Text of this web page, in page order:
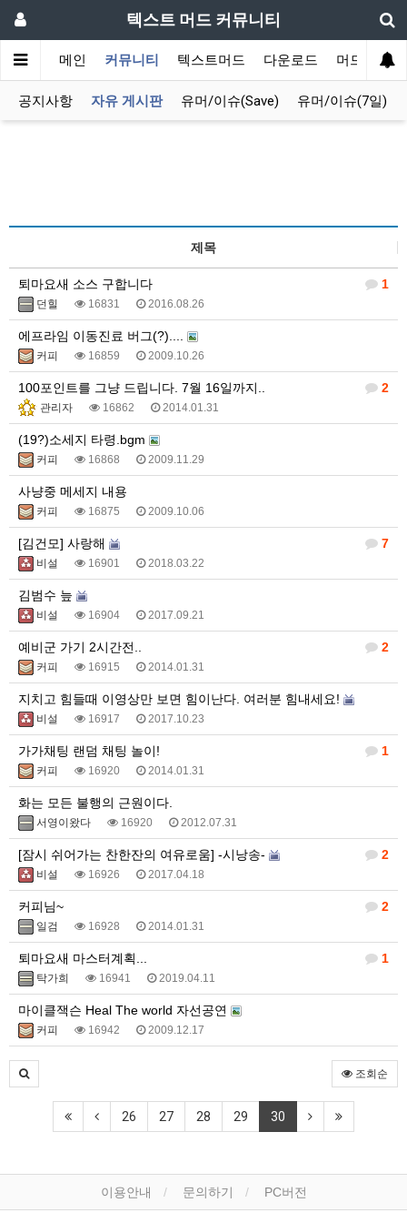
텍스트 머드 커뮤니티
메인 커뮤니티 텍스트머드 다운로드 머드 잡담
공지사항 자유 게시판 유머/이슈(Save) 유머/이슈(7일)
제목
1
퇴마요새 소스 구합니다
던힐 16831 2016.08.26
에프라임 이동진료 버그(?)....
커피 16859 2009.10.26
2
100포인트를 그냥 드립니다. 7월 16일까지..
관리자 16862 2014.01.31
(19?)소세지 타령.bgm
커피 16868 2009.11.29
사냥중 메세지 내용
커피 16875 2009.10.06
7
[김건모] 사랑해
비설 16901 2018.03.22
김범수 늪
비설 16904 2017.09.21
2
예비군 가기 2시간전..
커피 16915 2014.01.31
지치고 힘들때 이영상만 보면 힘이난다. 여러분 힘내세요!
비설 16917 2017.10.23
1
가가채팅 랜덤 채팅 놀이!
커피 16920 2014.01.31
화는 모든 불행의 근원이다.
서영이왔다 16920 2012.07.31
2
[잠시 쉬어가는 찬한잔의 여유로움] -시낭송-
비설 16926 2017.04.18
2
커피님~
일검 16928 2014.01.31
1
퇴마요새 마스터계획...
탁가희 16941 2019.04.11
마이클잭슨 Heal The world 자선공연
커피 16942 2009.12.17
조회순
26 27 28 29 30
이용안내 문의하기 PC버전